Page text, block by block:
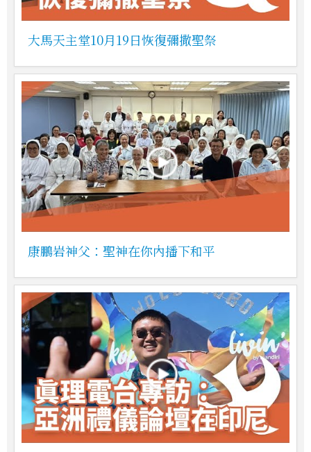
大馬天主堂10月19日恢復彌撒聖祭
康鵬岩神父：聖神在你內播下和平